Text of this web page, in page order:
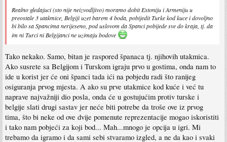
Realno gledajuci (sto nije neizvodljivo) moramo dobit Estoniju i Armeniju u
preostale 3 utakmice, Belgiji uzet barem 4 boda, pobijedit Turke kod kuce i dovoljno
bi bilo sa Spancima nerijeseno, pod uslovom da Spanci pobijede sve do kraja, tj. da
im ni Turci ni Belgijanci ne uzimaju bodove
Tako nekako. Samo, bitan je raspored španaca tj. njihovih utakmica.
Ako susrete sa Belgijom i Turskom igraju prvo u gostima, onda nam to
ide u korist jer će oni španci tada ići na pobjedu radi što ranijeg
osiguranja prvog mjesta. A ako su prve utakmice kod kuće i već tu
naprave najvažniji dio posla, onda će u gostujućim protiv turske i
belgije slati drugi sastav jer neće biti potrebe da troše ove iz prvog
tima, što bi neke od ove dvije pomenute reprezentacije mogao iskoristiti
i tako nam pobjeći za koji bod... Mah...mnogo je opcija u igri. Mi
trebamo da igramo i da sami sebi stvaramo izgled, a ne da kao i svaki